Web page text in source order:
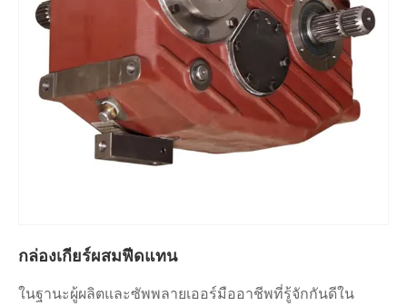
กล่องเกียร์ผสมฟีดแทน
ในฐานะผู้ผลิตและซัพพลายเออร์มืออาชีพที่รู้จักกันดีใน